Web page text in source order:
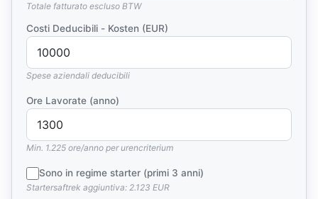
Totale fatturato escluso BTW
Costi Deducibili - Kosten (EUR)
Spese aziendali deducibili
Ore Lavorate (anno)
Min. 1.225 ore/anno per urencriterium
Sono in regime starter (primi 3 anni)
Startersaftrek aggiuntiva: 2.123 EUR